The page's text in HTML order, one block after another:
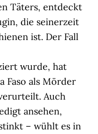
Täters, entdeckt
die seinerzeit
ist. Der Fall
wurde, hat
Faso als Mörder
Auch
ansehen,
– wühlt es in